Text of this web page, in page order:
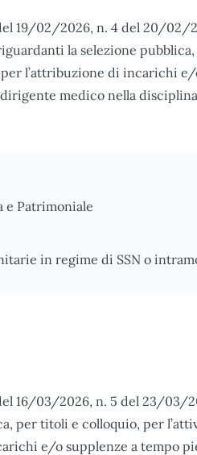
19/02/2026, n. 4 del 20/02/
la selezione
l’attribuzione di incarichi
medico nella
e Patrimoniale
in regime di SSN o
16/03/2026, n. 5 del 23/03/
per titoli e colloquio, per
e/o supplenze a tempo